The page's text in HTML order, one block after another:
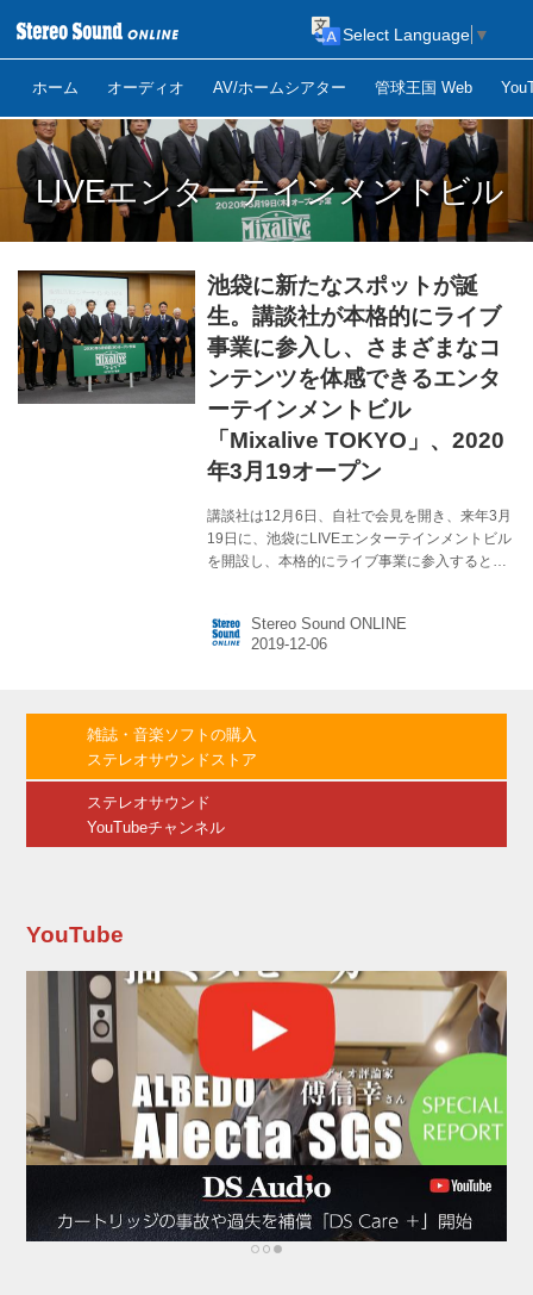
ホーム オーディオ AV/ホームシアター 管球王国 Web
Select Language ▼
LIVEエンターテインメントビル
池袋に新たなスポットが誕
生。講談社が本格的にライブ
事業に参入し、さまざまなコ
ンテンツを体感できるエンタ
ーテインメントビル
「Mixalive TOKYO」、2020
年3月19オープン
講談社は12月6日、自社で会見を開き、来年3月
19日に、池袋にLIVEエンターテインメントビル
を開設し、本格的にライブ事業に参入すると発
～3F除く）までのフロアを使って、本プロジェ
クトに参集した各企業とコラボを行ない、各企
ルの名称は、さまざまなコンテンツをミックス
するという意味を持たせた造語の「Mixalive
Stereo Sound ONLINE
雑誌・音楽ソフトの購入
ステレオサウンドストア
ステレオサウンド
YouTubeチャンネル
YouTube